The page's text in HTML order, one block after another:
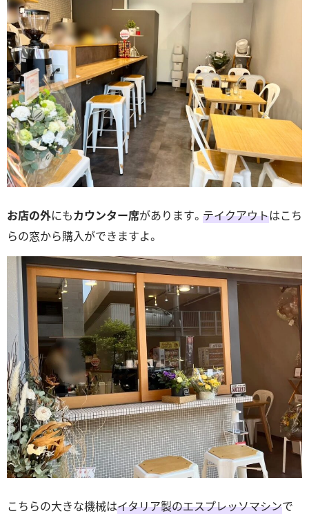
お店の外にもカウンター席があります。 テイクアウトはこち
らの窓から購入ができますよ。
こちらの大きな機械はイタリア製のエスプレッソマシンで